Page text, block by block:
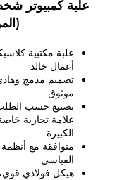
أعمال خالد
تصميم مدمج
موثوق
علامة تجارية
الكبيرة
القياسي
هيكل فولاذي